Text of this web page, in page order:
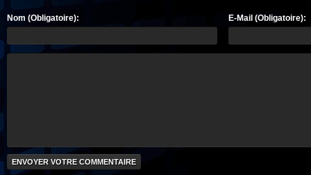
Nom (Obligatoire): E-Mail (Obligatoire):